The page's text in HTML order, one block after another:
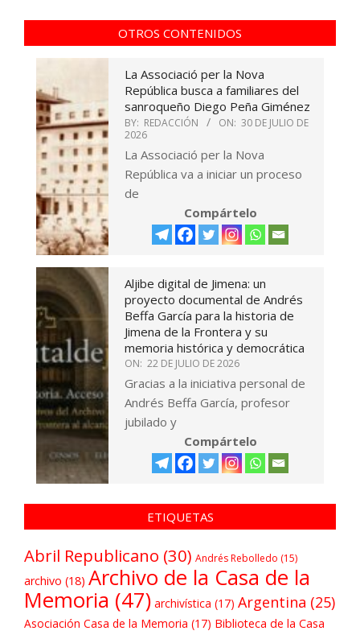
OTROS CONTENIDOS
La Associació per la Nova
República busca a familiares del
sanroqueño Diego Peña Giménez
BY: REDACCIÓN ON: 30 DE JULIO DE
2026
La Associació per la Nova
República va a iniciar un proceso
de
Compártelo
Aljibe digital de Jimena: un
proyecto documental de Andrés
Beffa García para la historia de
Jimena de la Frontera y su
memoria histórica y democrática
ON: 22 DE JULIO DE 2026
Gracias a la iniciativa personal de
Andrés Beffa García, profesor
jubilado y
Compártelo
ETIQUETAS
Abril Republicano (30) Andrés Rebolledo (15)
archivo (18) Archivo de la Casa de la
Memoria (47) archivística (17) Argentina (25)
Asociación Casa de la Memoria (17) Biblioteca de la Casa